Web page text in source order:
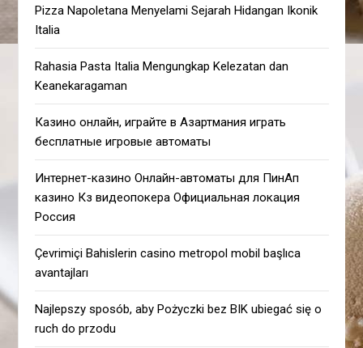
Pizza Napoletana Menyelami Sejarah Hidangan Ikonik
Italia
Rahasia Pasta Italia Mengungkap Kelezatan dan
Keanekaragaman
Казино онлайн, играйте в Азартмания играть
бесплатные игровые автоматы
Интернет-казино Онлайн-автоматы для ПинАп
казино Кз видеопокера Официальная локация
Россия
Çevrimiçi Bahislerin casino metropol mobil başlıca
avantajları
Najlepszy sposób, aby Pożyczki bez BIK ubiegać się o
ruch do przodu